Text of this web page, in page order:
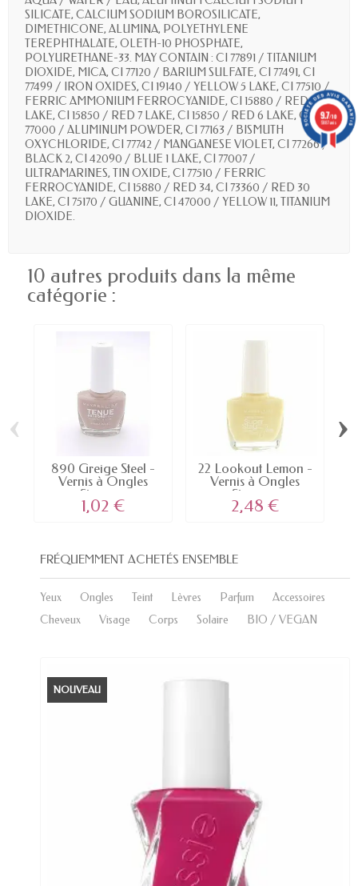
SILICATE, CALCIUM SODIUM BOROSILICATE,
DIMETHICONE, ALUMINA, POLYETHYLENE
TEREPHTHALATE, OLETH-10 PHOSPHATE,
POLYURETHANE-33. MAY CONTAIN : CI 77891 / TITANIUM
DIOXIDE, MICA, CI 77120 / BARIUM SULFATE, CI 77491, CI
77499 / IRON OXIDES, CI 19140 / YELLOW 5 LAKE, CI 77510 /
FERRIC AMMONIUM FERROCYANIDE, CI 15880 / RED 34
LAKE, CI 15850 / RED 7 LAKE, CI 15850 / RED 6 LAKE, CI
77000 / ALUMINUM POWDER, CI 77163 / BISMUTH
OXYCHLORIDE, CI 77742 / MANGANESE VIOLET, CI 77266 /
BLACK 2, CI 42090 / BLUE 1 LAKE, CI 77007 /
ULTRAMARINES, TIN OXIDE, CI 77510 / FERRIC
FERROCYANIDE, CI 15880 / RED 34, CI 73360 / RED 30
LAKE, CI 75170 / GUANINE, CI 47000 / YELLOW 11, TITANIUM
DIOXIDE.
10 autres produits dans la même
catégorie :
890 Greige Steel -
Vernis à Ongles
Strong...
1,02 €
22 Lookout Lemon -
Vernis à Ongles
Strong...
2,48 €
‹ ›
FRÉQUEMMENT ACHETÉS ENSEMBLE
Yeux Ongles Teint Lèvres Parfum
Accessoires
Cheveux
Visage Corps Solaire BIO / VEGAN
NOUVEAU
9.7/10
5887 avis